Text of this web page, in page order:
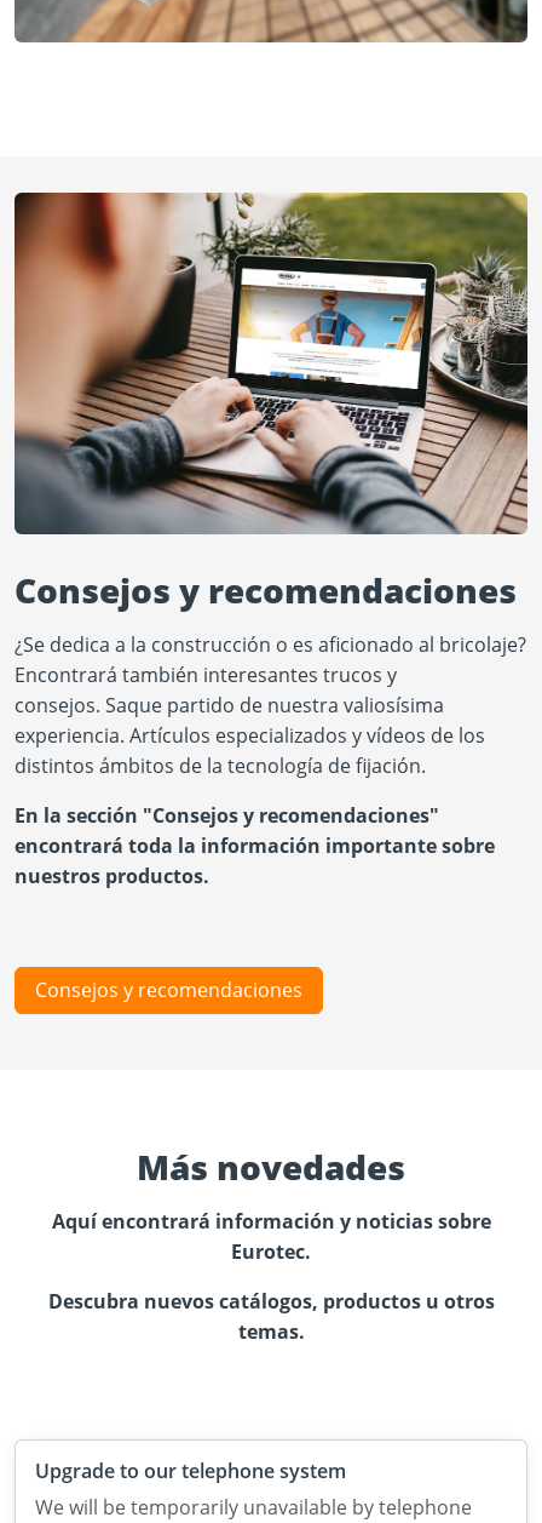
Consejos y recomendaciones
¿Se dedica a la construcción o es aficionado al bricolaje?
Encontrará también interesantes trucos y
consejos. Saque partido de nuestra valiosísima
experiencia. Artículos especializados y vídeos de los
distintos ámbitos de la tecnología de fijación.
En la sección "Consejos y recomendaciones"
encontrará toda la información importante sobre
nuestros productos.
Consejos y recomendaciones
Más novedades
Aquí encontrará información y noticias sobre
Eurotec.
Descubra nuevos catálogos, productos u otros
temas.
Upgrade to our telephone system
We will be temporarily unavailable by telephone